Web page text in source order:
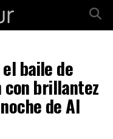
el baile de
con brillantez
de Al